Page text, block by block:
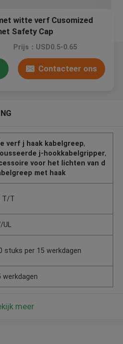
witte verf Cusomized
Safety Cap
Prijs：USD0.5-0.65
Contacteer ons
verf j haak kabelgreep,
j-hookkabelgripper,
voor het lichten van d
met haak
T/T
stuks per 15 werkdagen
werkdagen
meer